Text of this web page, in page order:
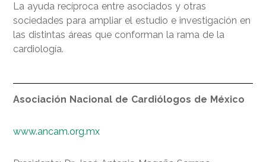
La ayuda recíproca entre asociados y otras
sociedades para ampliar el estudio e investigación en
las distintas áreas que conforman la rama de la
cardiología.
Asociación Nacional de Cardiólogos de México
www.ancam.org.mx